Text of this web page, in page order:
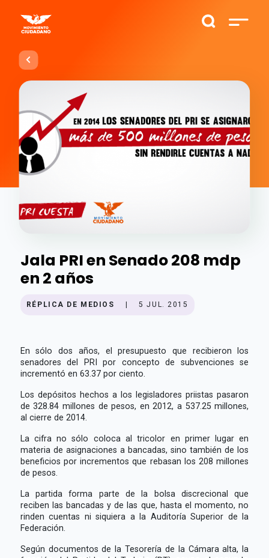
Jala PRI en Senado 208 mdp
en 2 años
RÉPLICA DE MEDIOS 5 JUL. 2015
En sólo dos años, el presupuesto que recibieron los
senadores del PRI por concepto de subvenciones se
incrementó en 63.37 por ciento.
Los depósitos hechos a los legisladores priistas pasaron
de 328.84 millones de pesos, en 2012, a 537.25 millones,
al cierre de 2014.
La cifra no sólo coloca al tricolor en primer lugar en
materia de asignaciones a bancadas, sino también de los
beneficios por incrementos que rebasan los 208 millones
de pesos.
La partida forma parte de la bolsa discrecional que
reciben las bancadas y de las que, hasta el momento, no
rinden cuentas ni siquiera a la Auditoría Superior de la
Federación.
Según documentos de la Tesorería de la Cámara alta, la